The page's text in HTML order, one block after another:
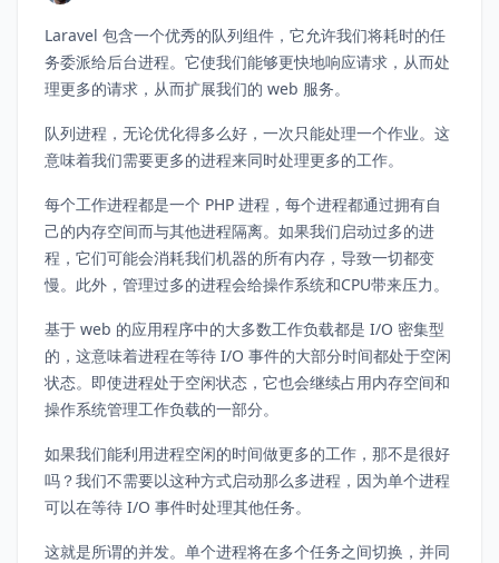
Laravel 包含一个优秀的队列组件，它允许我们将耗时的任
务委派给后台进程。它使我们能够更快地响应请求，从而处
理更多的请求，从而扩展我们的 web 服务。
队列进程，无论优化得多么好，一次只能处理一个作业。这
意味着我们需要更多的进程来同时处理更多的工作。
每个工作进程都是一个 PHP 进程，每个进程都通过拥有自
己的内存空间而与其他进程隔离。如果我们启动过多的进
程，它们可能会消耗我们机器的所有内存，导致一切都变
慢。此外，管理过多的进程会给操作系统和CPU带来压力。
基于 web 的应用程序中的大多数工作负载都是 I/O 密集型
的，这意味着进程在等待 I/O 事件的大部分时间都处于空闲
状态。即使进程处于空闲状态，它也会继续占用内存空间和
操作系统管理工作负载的一部分。
如果我们能利用进程空闲的时间做更多的工作，那不是很好
吗？我们不需要以这种方式启动那么多进程，因为单个进程
可以在等待 I/O 事件时处理其他任务。
这就是所谓的并发。单个进程将在多个任务之间切换，并同